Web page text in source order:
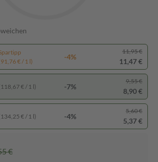
€ / 1 l)
-4%
11,95 €
11,47 €
€ / 1 l) -7%
9,55 €
8,90 €
€ / 1 l) -4%
5,60 €
5,37 €
€